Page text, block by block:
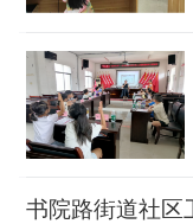
书院路街道社区